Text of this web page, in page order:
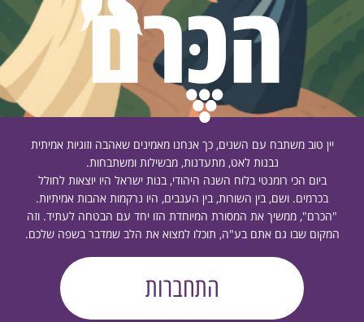
יין טוב משתבח עם השנים, כך אנחנו מאמינים שאהבה וזוגיות אמיתית
נבנות לאט, מתעדנות, מבשילות ומשתבחות.
ביום הכי רומנטי בלוח השנה היהודי, בנות ישראל היו יוצאות לחולל
בכרמים. ושם, בין השורות, בין הענבים, היו נרקמות אהבות אמיתיות.
"הכרם", ממשיך את המסורת המיוחדת הזו יחד עם הבטחה לעתיד. וזה
המקום שבו גם אתם בע"ה, תוכלו למצוא את הלב שמדבר בשפה שלכם.
התחברות